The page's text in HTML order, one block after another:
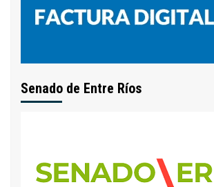
Senado de Entre Ríos